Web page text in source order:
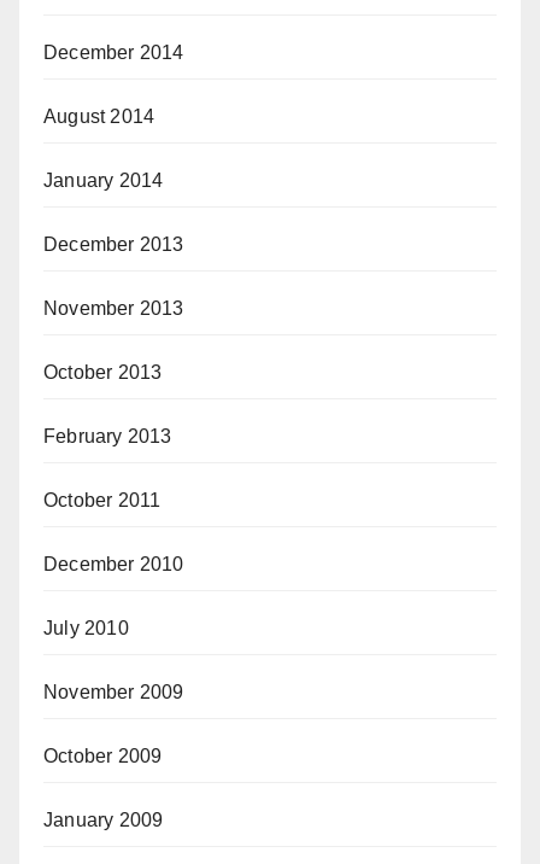
December 2014
August 2014
January 2014
December 2013
November 2013
October 2013
February 2013
October 2011
December 2010
July 2010
November 2009
October 2009
January 2009